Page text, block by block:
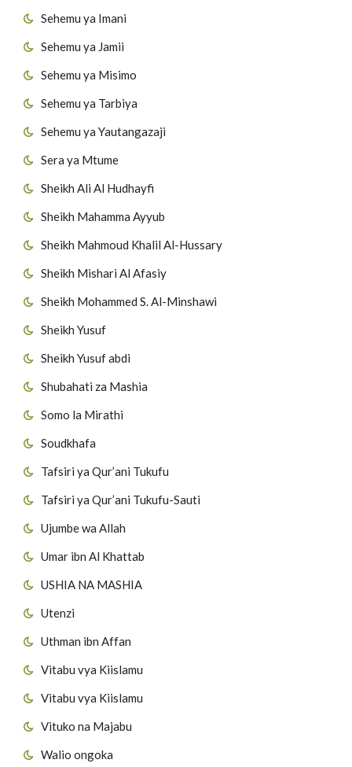
Sehemu ya Imani
Sehemu ya Jamii
Sehemu ya Misimo
Sehemu ya Tarbiya
Sehemu ya Yautangazaji
Sera ya Mtume
Sheikh Ali Al Hudhayfi
Sheikh Mahamma Ayyub
Sheikh Mahmoud Khalil Al-Hussary
Sheikh Mishari Al Afasiy
Sheikh Mohammed S. Al-Minshawi
Sheikh Yusuf
Sheikh Yusuf abdi
Shubahati za Mashia
Somo la Mirathi
Soudkhafa
Tafsiri ya Qur’ani Tukufu
Tafsiri ya Qur’ani Tukufu-Sauti
Ujumbe wa Allah
Umar ibn Al Khattab
USHIA NA MASHIA
Utenzi
Uthman ibn Affan
Vitabu vya Kiislamu
Vitabu vya Kiislamu
Vituko na Majabu
Walio ongoka